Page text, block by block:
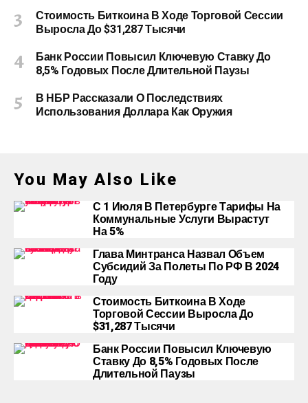
Стоимость Биткоина В Ходе Торговой Сессии
Выросла До $31,287 Тысячи
Банк России Повысил Ключевую Ставку До
8,5% Годовых После Длительной Паузы
В НБР Рассказали О Последствиях
Использования Доллара Как Оружия
You May Also Like
С 1 Июля В Петербурге Тарифы На
Коммунальные Услуги Вырастут
На 5%
Глава Минтранса Назвал Объем
Субсидий За Полеты По РФ В 2024
Году
Стоимость Биткоина В Ходе
Торговой Сессии Выросла До
$31,287 Тысячи
Банк России Повысил Ключевую
Ставку До 8,5% Годовых После
Длительной Паузы